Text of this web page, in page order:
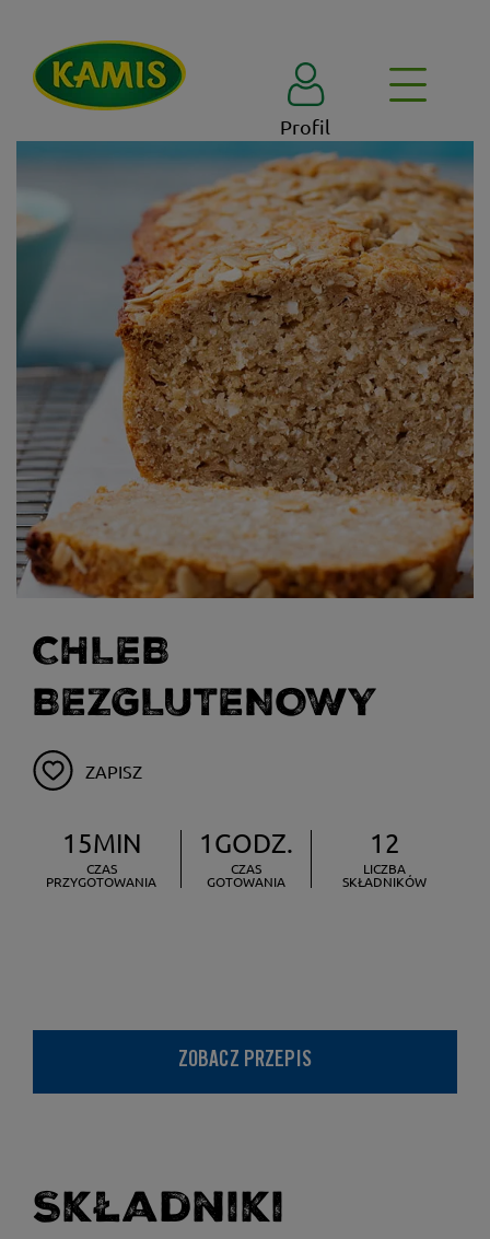
Profil
CHLEB
BEZGLUTENOWY
ZAPISZ
15MIN
CZAS
PRZYGOTOWANIA
1GODZ.
CZAS
GOTOWANIA
12
LICZBA
SKŁADNIKÓW
ZOBACZ PRZEPIS
Składniki